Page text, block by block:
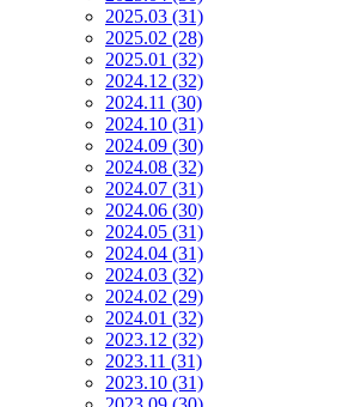
2025.03 (31)
2025.02 (28)
2025.01 (32)
2024.12 (32)
2024.11 (30)
2024.10 (31)
2024.09 (30)
2024.08 (32)
2024.07 (31)
2024.06 (30)
2024.05 (31)
2024.04 (31)
2024.03 (32)
2024.02 (29)
2024.01 (32)
2023.12 (32)
2023.11 (31)
2023.10 (31)